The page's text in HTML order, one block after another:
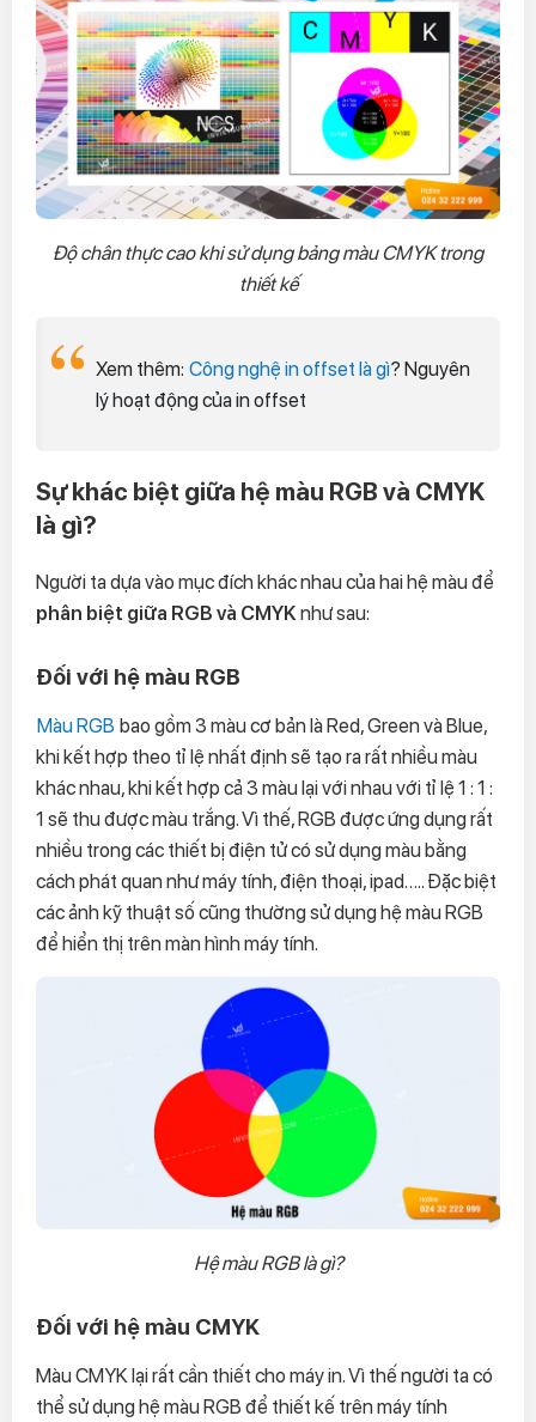
Độ chân thực cao khi sử dụng bảng màu CMYK trong
thiết kế
Xem thêm: Công nghệ in offset là gì? Nguyên
lý hoạt động của in offset
Sự khác biệt giữa hệ màu RGB và CMYK
là gì?
Người ta dựa vào mục đích khác nhau của hai hệ màu để
phân biệt giữa RGB và CMYKnhư sau:
Đối với hệ màu RGB
Màu RGB bao gồm 3 màu cơ bản là Red, Green và Blue,
khi kết hợp theo tỉ lệ nhất định sẽ tạo ra rất nhiều màu
khác nhau, khi kết hợp cả 3 màu lại với nhau với tỉ lệ 1 : 1 :
1 sẽ thu được màu trắng. Vì thế, RGB được ứng dụng rất
nhiều trong các thiết bị điện tử có sử dụng màu bằng
cách phát quan như máy tính, điện thoại, ipad….. Đặc biệt
các ảnh kỹ thuật số cũng thường sử dụng hệ màu RGB
để hiển thị trên màn hình máy tính.
Hệ màu RGB là gì?
Đối với hệ màu CMYK
Màu CMYK lại rất cần thiết cho máy in. Vì thế người ta có
thể sử dụng hệ màu RGB để thiết kế trên máy tính